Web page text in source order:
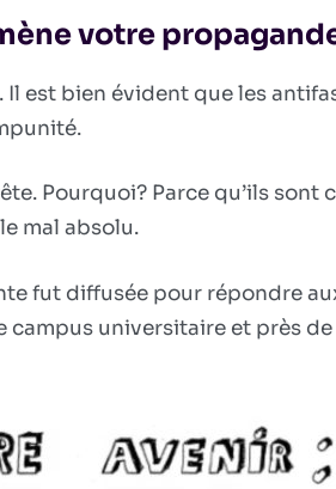
votre
Il est bien évident que les
Pourquoi? Parce qu’ils sont
mal absolu.
fut diffusée pour répondre
campus universitaire et près de